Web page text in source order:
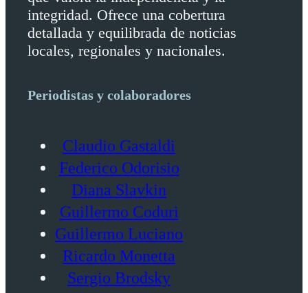
integridad. Ofrece una cobertura
detallada y equilibrada de noticias
locales, regionales y nacionales.
Periodistas y colaboradores
Claudio Gastaldi
Federico Odorisio
Diana Slavkin
Guillermo Coduri
Guillermo Luciano
Ricardo Monetta
Sergio Brodsky